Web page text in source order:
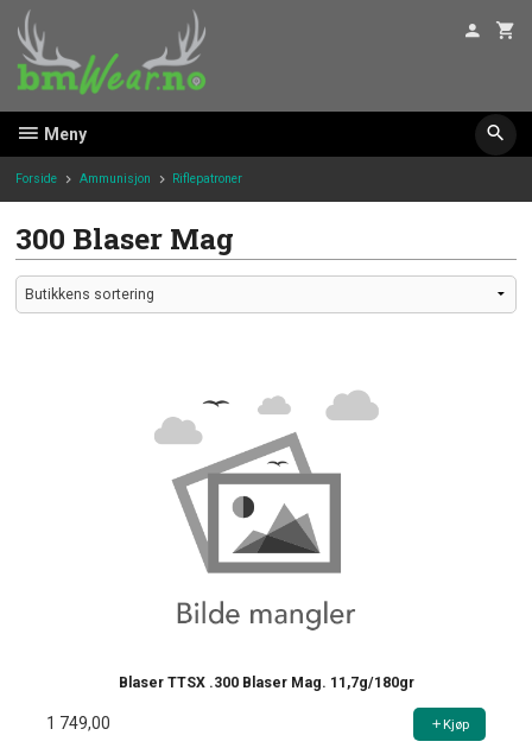
innholdet
Meny
Forside Ammunisjon Riflepatroner
300 Blaser Mag
Blaser TTSX .300 Blaser Mag. 11,7g/180gr
1 749,00 Kjøp